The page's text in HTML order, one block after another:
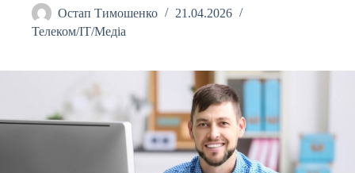
Остап Тимошенко
21.04.2026
Телеком/ІТ/Медіа